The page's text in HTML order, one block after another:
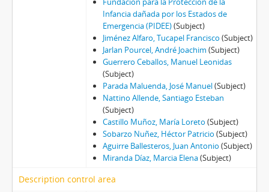
Infancia dañada por los Estados de
Emergencia (PIDEE)(Subject)
Jiménez Alfaro, Tucapel Francisco (Subject)
Jarlan Pourcel, André Joachim (Subject)
Guerrero Ceballos, Manuel Leonidas
(Subject)
Parada Maluenda, José Manuel(Subject)
Nattino Allende, Santiago Esteban
(Subject)
Castillo Muñoz, María Loreto (Subject)
Sobarzo Nuñez, Héctor Patricio (Subject)
Aguirre Ballesteros, Juan Antonio (Subject)
Miranda Díaz, Marcia Elena(Subject)
Description control area